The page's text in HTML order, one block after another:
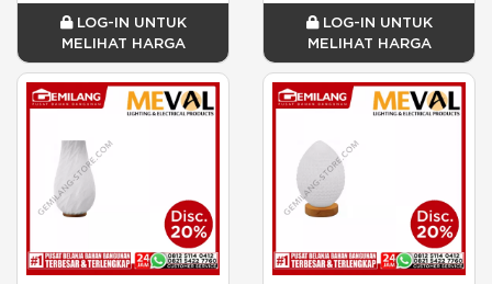
LOG-IN UNTUK
MELIHAT HARGA
LOG-IN UNTUK
MELIHAT HARGA